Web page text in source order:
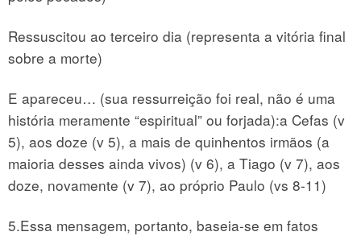
Ressuscitou ao terceiro dia (representa a vitória final
sobre a morte)
E apareceu… (sua ressurreição foi real, não é uma
história meramente “espiritual” ou forjada):a Cefas (v
5), aos doze (v 5), a mais de quinhentos irmãos (a
maioria desses ainda vivos) (v 6), a Tiago (v 7), aos
doze, novamente (v 7), ao próprio Paulo (vs 8-11)
5.Essa mensagem, portanto, baseia-se em fatos